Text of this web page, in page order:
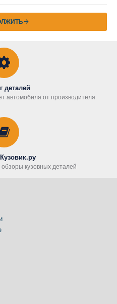
деталей
автомобиля от производителя
обзоры кузовных деталей